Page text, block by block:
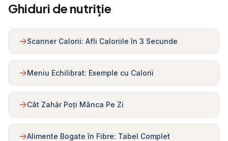
Ghiduri de nutriție
Scanner Calorii: Afli Caloriile în 3 Secunde
Meniu Echilibrat: Exemple cu Calorii
Cât Zahăr Poți Mânca Pe Zi
Alimente Bogate în Fibre: Tabel Complet